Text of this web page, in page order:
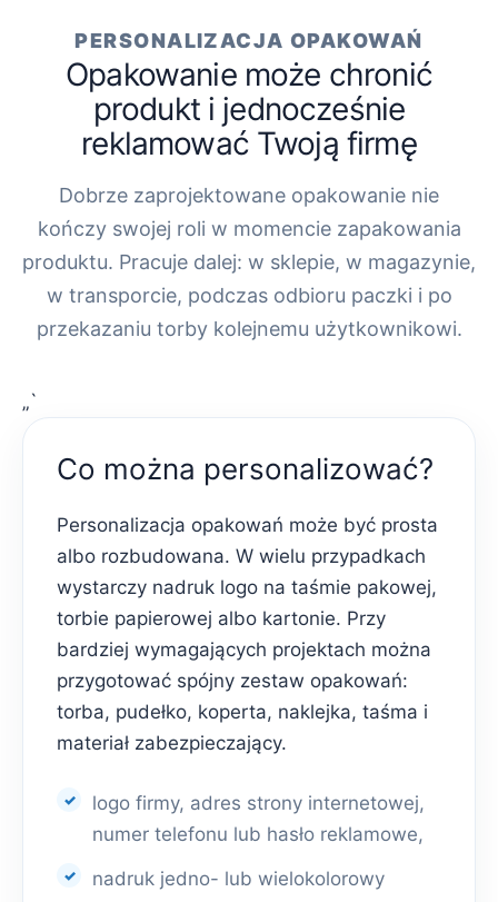
PERSONALIZACJA OPAKOWAŃ
Opakowanie może chronić
produkt i jednocześnie
reklamować Twoją firmę
Dobrze zaprojektowane opakowanie nie
kończy swojej roli w momencie zapakowania
produktu. Pracuje dalej: w sklepie, w magazynie,
w transporcie, podczas odbioru paczki i po
przekazaniu torby kolejnemu użytkownikowi.
„`
Co można personalizować?
Personalizacja opakowań może być prosta
albo rozbudowana. W wielu przypadkach
wystarczy nadruk logo na taśmie pakowej,
torbie papierowej albo kartonie. Przy
bardziej wymagających projektach można
przygotować spójny zestaw opakowań:
torba, pudełko, koperta, naklejka, taśma i
materiał zabezpieczający.
logo firmy, adres strony internetowej,
numer telefonu lub hasło reklamowe,
nadruk jedno- lub wielokolorowy